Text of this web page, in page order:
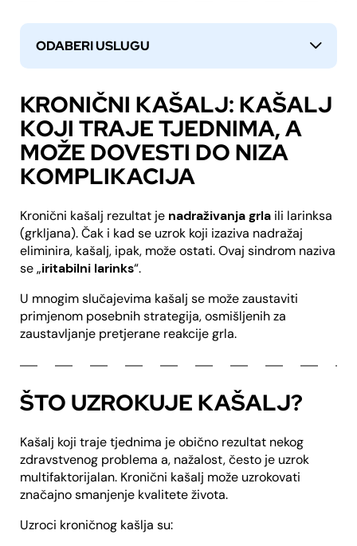
ODABERI USLUGU ↓
KRONIČNI KAŠALJ: KAŠALJ
KOJI TRAJE TJEDNIMA, A
MOŽE DOVESTI DO NIZA
KOMPLIKACIJA
Kronični kašalj rezultat je nadraživanja grla ili larinksa
(grkljana). Čak i kad se uzrok koji izaziva nadražaj
eliminira, kašalj, ipak, može ostati. Ovaj sindrom naziva
se „iritabilni larinks“.
U mnogim slučajevima kašalj se može zaustaviti
primjenom posebnih strategija, osmišljenih za
zaustavljanje pretjerane reakcije grla.
ŠTO UZROKUJE KAŠALJ?
Kašalj koji traje tjednima je obično rezultat nekog
zdravstvenog problema a, nažalost, često je uzrok
multifaktorijalan. Kronični kašalj može uzrokovati
značajno smanjenje kvalitete života.
Uzroci kroničnog kašlja su: